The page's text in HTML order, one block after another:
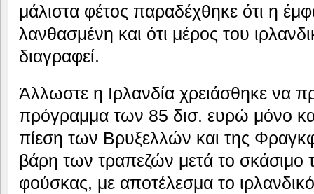
μάλιστα φέτος παραδέχθηκε ότι η
λανθασμένη και ότι μέρος του
διαγραφεί.
Άλλωστε η Ιρλανδία χρειάσθηκε να
πρόγραμμα των 85 δισ. ευρώ μόνο
πίεση των Βρυξελλών και της
βάρη των τραπεζών μετά το σκάσιμο
φούσκας, με αποτέλεσμα το